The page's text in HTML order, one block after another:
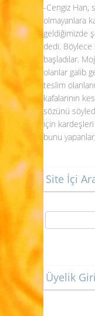
-Cengiz Han,
olmayanlara
geldiğimizde
dedi.
başladılar.
olanlar galib
teslim
kafalarının
sözünü
için kardeşleri
bunu
Site İçi
Üyelik